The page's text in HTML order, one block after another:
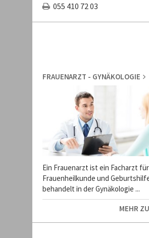
055 410 72 03
FRAUENARZT - GYNÄKOLOGIE
Ein Frauenarzt ist ein Facharzt für
Frauenheilkunde und
behandelt in der Gynäkologie ...
MEHR